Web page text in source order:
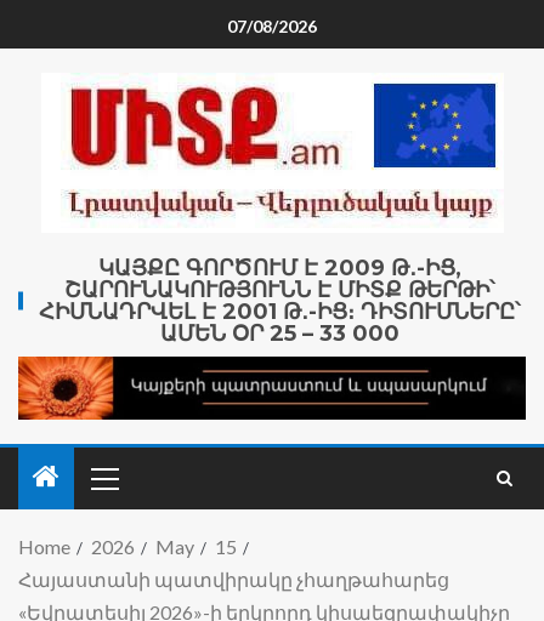
07/08/2026
ԿԱՅՔԸ ԳՈՐԾՈՒՄ Է 2009 Թ․-ԻՑ,
ՇԱՐՈՒՆԱԿՈՒԹՅՈՒՆՆ Է ՄԻՏՔ ԹԵՐԹԻ՝
ՀԻՄՆԱԴՐՎԵԼ Է 2001 Թ․-ԻՑ։ ԴԻՏՈՒՄՆԵՐԸ՝
ԱՄԵՆ ՕՐ 25 – 33 000
Home 2026 May
15
Հայաստանի պատվիրակը չհաղթահարեց
«Եվրատեսիլ 2026»-ի երկրորդ կիսաեզրափակիչը